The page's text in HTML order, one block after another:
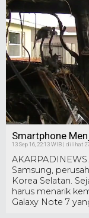
Smartphone
13 Sep 16, 22:13 WIB | dilihat
Samsung,
Korea Selatan.
harus menarik
Galaxy Note 7